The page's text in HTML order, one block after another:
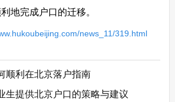
地完成户口的迁移。
news_11/319.html
顺利在北京落户指南
生提供北京户口的策略与建议